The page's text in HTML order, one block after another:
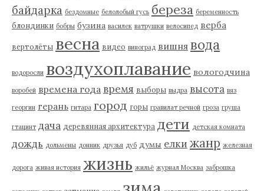
байдарка бездомные белолобый гусь береза беременность
блондинки бобры бузина василек ватрушки велосипед верба
вертолёты весна видео виноград вишня вода
водоросли воздухоплавание вологодчина
воробей времена года время выборы выдра высота вяз
георгин герань гитара город горы гравилат речной гроза груша
гтацинт дача деревянная архитектура дети детская комната
дождь дольмены донник друзья дуб думы елки жанр железная
дорога живая история жизнь жильё журнал Москва заброшка